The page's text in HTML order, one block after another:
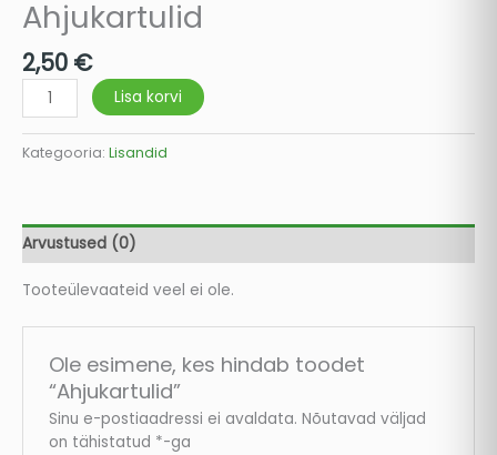
Ahjukartulid
2,50 €
Lisa korvi
Kategooria: Lisandid
Arvustused (0)
Tooteülevaateid veel ei ole.
Ole esimene, kes hindab toodet
“Ahjukartulid”
Sinu e-postiaadressi ei avaldata. Nõutavad väljad
on tähistatud *-ga